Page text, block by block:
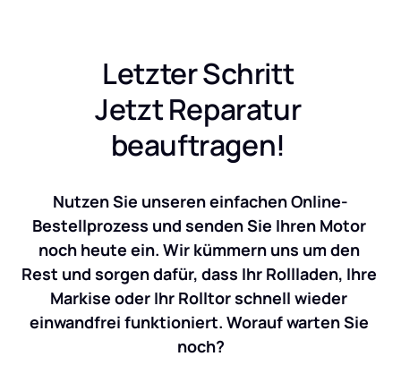
Letzter Schritt
Jetzt Reparatur
beauftragen!
Nutzen Sie unseren einfachen Online-
Bestellprozess und senden Sie Ihren Motor
noch heute ein. Wir kümmern uns um den
Rest und sorgen dafür, dass Ihr Rollladen, Ihre
Markise oder Ihr Rolltor schnell wieder
einwandfrei funktioniert. Worauf warten Sie
noch?